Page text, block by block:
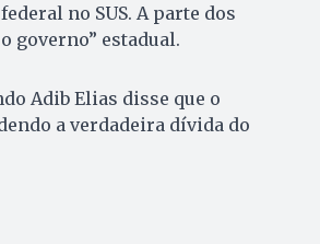
no SUS. A parte dos
governo” estadual.
Adib Elias disse que o
a verdadeira dívida do